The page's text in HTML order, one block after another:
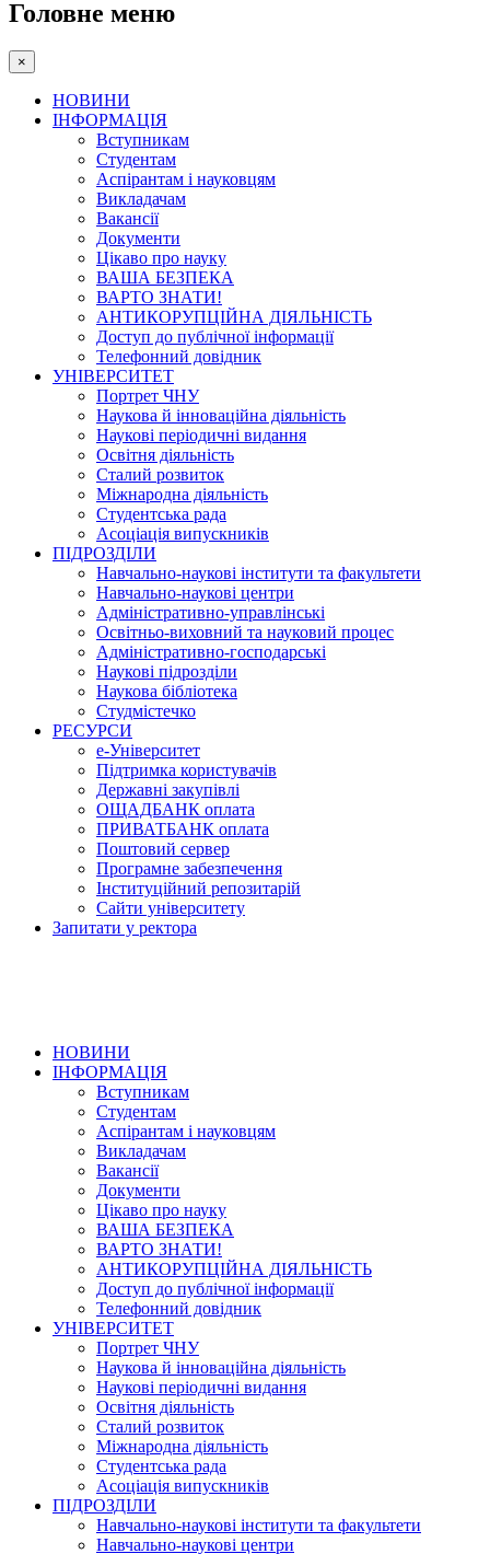
Головне меню
×
НОВИНИ
ІНФОРМАЦІЯ
Вступникам
Студентам
Аспірантам і науковцям
Викладачам
Вакансії
Документи
Цікаво про науку
ВАША БЕЗПЕКА
ВАРТО ЗНАТИ!
АНТИКОРУПЦІЙНА ДІЯЛЬНІСТЬ
Доступ до публічної інформації
Телефонний довідник
УНІВЕРСИТЕТ
Портрет ЧНУ
Наукова й інноваційна діяльність
Наукові періодичні видання
Освітня діяльність
Сталий розвиток
Міжнародна діяльність
Студентська рада
Асоціація випускників
ПІДРОЗДІЛИ
Навчально-наукові інститути та факультети
Навчально-наукові центри
Адміністративно-управлінські
Освітньо-виховний та науковий процес
Адміністративно-господарські
Наукові підрозділи
Наукова бібліотека
Студмістечко
РЕСУРСИ
е-Університет
Підтримка користувачів
Державні закупівлі
ОЩАДБАНК оплата
ПРИВАТБАНК оплата
Поштовий сервер
Програмне забезпечення
Інституційний репозитарій
Сайти університету
Запитати у ректора
НОВИНИ
ІНФОРМАЦІЯ
Вступникам
Студентам
Аспірантам і науковцям
Викладачам
Вакансії
Документи
Цікаво про науку
ВАША БЕЗПЕКА
ВАРТО ЗНАТИ!
АНТИКОРУПЦІЙНА ДІЯЛЬНІСТЬ
Доступ до публічної інформації
Телефонний довідник
УНІВЕРСИТЕТ
Портрет ЧНУ
Наукова й інноваційна діяльність
Наукові періодичні видання
Освітня діяльність
Сталий розвиток
Міжнародна діяльність
Студентська рада
Асоціація випускників
ПІДРОЗДІЛИ
Навчально-наукові інститути та факультети
Навчально-наукові центри